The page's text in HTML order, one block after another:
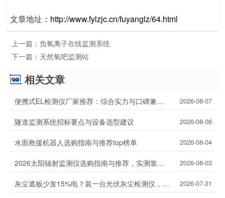
文章地址： http://www.fylzjc.cn/fuyanglz/64.html
上一篇： 负氧离子在线监测系统
下一篇： 天然氧吧监测站
相关文章
便携式EL检测仪厂家推荐：综合实力与口碑兼具的2家 2026-08-07
隧道监测系统招标要点与设备选型建议 2026-08-06
水面救援机器人选购指南与推荐top榜单 2026-08-04
2026太阳辐射监测仪选购指南与推荐，实测靠谱！ 2026-08-03
灰尘遮板少发15%电？装一台光伏灰尘检测仪，提升发电效率，清洗成本省20% 2026-07-31